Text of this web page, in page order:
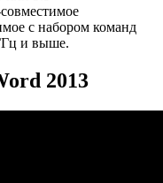
с набором команд
и выше.
2013